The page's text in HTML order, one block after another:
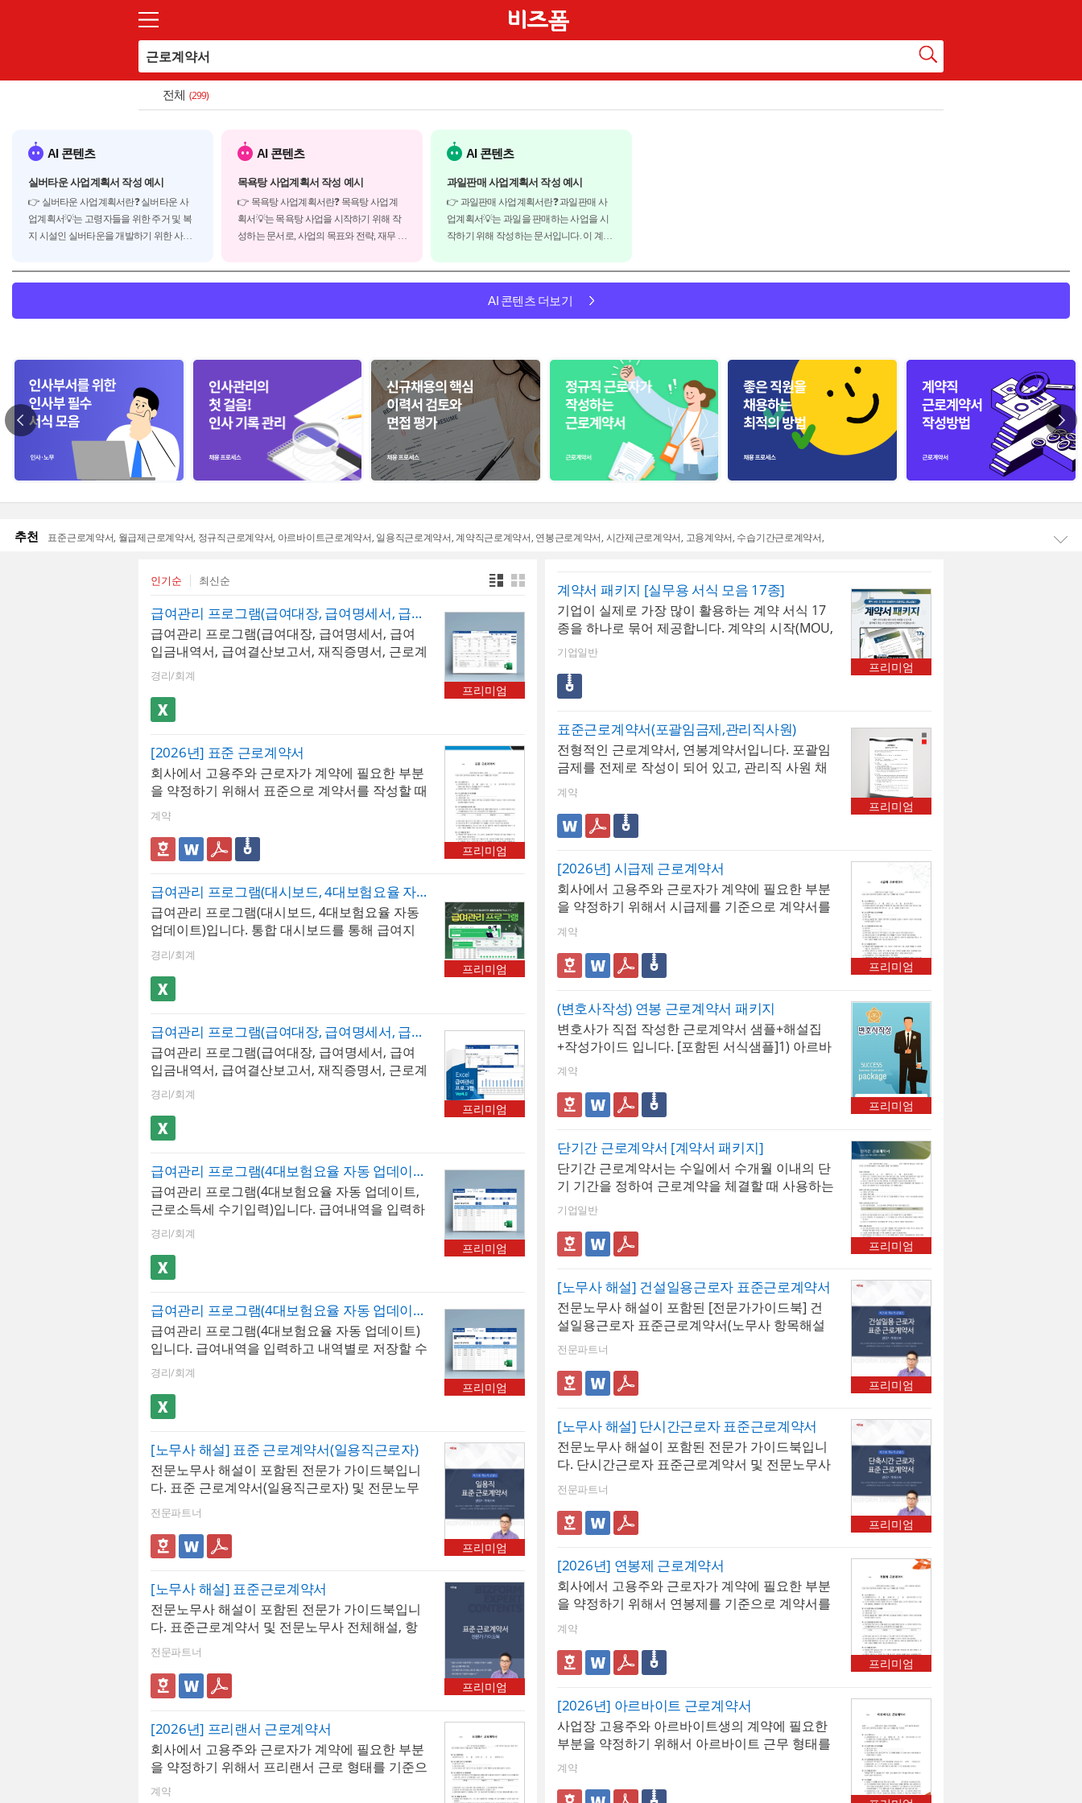
전체 (299)
AI 콘텐츠
실버타운 사업계획서 작성 예시
👉 실버타운 사업계획서란❓ 실버타운 사
업계획서💡는 고령자들을 위한 주거 및 복
지 시설인 실버타운을 개발하기 위한 사업
형으로 분류됩니다.◾ 독립생활형 실버타운
AI 콘텐츠
목욕탕 사업계획서 작성 예시
👉 목욕탕 사업계획서란❓ 목욕탕 사업계
획서💡는 목욕탕 사업을 시작하기 위해 작
성하는 문서로, 사업의 목표와 전략, 재무 계
자나 파트너에게 사업의 가치와 잠재성을
계획서는 다음과 같은...
AI 콘텐츠
과일판매 사업계획서 작성 예시
👉 과일판매 사업계획서란❓ 과일판매 사
업계획서💡는 과일을 판매하는 사업을 시
작하기 위해 작성하는 문서입니다. 이 계획
전략 등에 대한 정보를 담고 있습니다. 사업
협상에 사용되며, 사업의 성공 가능성과 수
익성을 입증하는...
AI 콘텐츠 더보기
추천 표준근로계약서 월급제근로계약서 정규직근로계약서 아르바이트근로계약서 일용직근로계약서 계약직근로계약서 연봉근로계약서 시간제근로계약서 고용계약서 수습기간근로계약서
인기순
최신순
급여관리 프로그램(급여대장, 급여명세서, 급여입금내역서, 급여결산보고서, 재직증명서, 근로계약서)
급여관리 프로그램(급여대장, 급여명세서, 급여
입금내역서, 급여결산보고서, 재직증명서, 근로계
약서)입니다. 급여내역을 입력하고 내역별로 저
장할 수 있습니다. 또한 최대 500명까지 입력가능
하며, 소득세, 4대보험 등이 자동계산됩니다. 저
장된 문서를 급여대장, 급여명세서, 급여입금내역
장, 세로형 2장, 가로형 2장 총 3가지 형태로 출력
이 가능할뿐만 아니라 년도별 급여지급내역, 사원
별 급여지급내역, 급여결산보고서 형태로 급여 통
계관리가 가능합니다. 사원별 급여지급내역과 급
용하기 편리합니다. 사원정보를 바탕으로 재직증
명서, 경력증명서, 퇴직증명서, 근로계약서를 작
경리/회계
프리미엄
[2026년] 표준 근로계약서
회사에서 고용주와 근로자가 계약에 필요한 부분
을 약정하기 위해서 표준으로 계약서를 작성할 때
사용합니다.
계약
프리미엄
급여관리 프로그램(대시보드, 4대보험요율 자동 업데이트, 급여대장, 급여명세서, 급여입금내역서, 급여결산보고서, 재직증명서, 근로계약서)
급여관리 프로그램(대시보드, 4대보험요율 자동
업데이트)입니다. 통합 대시보드를 통해 급여지
급내역 등을 그래프 형태로 시각화하여 제공함으
로써, 사용자는 복잡한 데이터를 한 눈에 직관적
으로 파악하고 분석할 수 있습니다. 최대 500명까
지 입력 가능하며, 근로소득세, 4대보험 등 공제
이트]버튼을 클릭하면 매년 개정되는 4대보험요
율 및 근로소득간이세액표가 자동 업데이트 됩니
다. ✅ 프로그램 핵심 구성- 대시보드 : 전체 급여
현황을 한눈에 파악하는 경영 요약 뷰. 당해연도
계, 부서별 인원 현황, 전월 대비 급여 증감 등 핵
심 인건비 지표를 시각화- 급여대장 : 전 직원의
관리하는 핵심 시트. 지급액, 공제액, 실지급액 자
동 산출- 급여명세서​ : 직원 개인별 급여명세서를
자동으로 생성하는 시트. 근로기준법에 따른 필수
기재 사항이 모두 포함되며 즉시 교부 가능- 재직
성하는 시트. 급여대장의 직원 기본 정보가 자동
으로 반영되며 회사 직인 날인 후 즉시 교부 가능-
근로계약서 : 직원 정보와 급여 조건을 자동으로
불러와 근로계약서를 생성하는 시트. 근로기준법
필수 기재 사항이 포함된 표준 근로계약서 형식으
로 설계 ✅ 4대보험요율 자동 업데이트 : 이 프로
그램의 핵심 기능!4대보험요율은 매년 1월과 7월
에 변경되며, 변경 사항을 급여 계산에 즉시 반영
하지 않으면 공제 오류로 인한 직원 불만과 세무
연금, 건강보험, 장기요양보험, 고용보험을 한 시
트에서 관리. 매년 요율이 자동 업데이트되어 급
여대장 전체 직원의 공제액이 자동 계산- 상한·하
한액 자동 적용 : 국민연금 기준소득월액 상한액
과 하한액, 건강보험 보수월액 상한액 등 법정 한
도를 자동으로 계산- 보험료율 변경 이력 관리 :
연도별 요율 변경 이력이 누적 보관되어 과거 연
당 연도의 요율을 즉시 확인 가능
경리/회계
프리미엄
급여관리 프로그램(급여대장, 급여명세서, 급여입금내역서, 급여결산보고서, 재직증명서, 근로계약서)(4대보험수기입력)
급여관리 프로그램(급여대장, 급여명세서, 급여
입금내역서, 급여결산보고서, 재직증명서, 근로계
약서)엑셀 프로그램입니다. 급여내역을 입력하고
내역별로 저장할 수 있는 서식이며, 최대 500명까
지 입력 가능할뿐만 아니라 소득세, 4대보험 등을
수기로 작성할 수 있습니다. 저장된 문서를 급여
할 수 있으며, 급여명세서는 1장, 세로형 2장, 가
로형 2장 총 3가지 형태로 출력이 가능합니다. 년
도별 급여지급내역, 사원별 급여지급내역, 급여결
산보고서 형태로 급여 통계관리가 가능합니다. 또
래프화하여 보고서형태로 사용하기 편리하며, 사
원정보를 바탕으로 재직증명서, 경력증명서, 퇴직
경리/회계
프리미엄
급여관리 프로그램(4대보험요율 자동 업데이트, 근로소득세 수기입력, 급여대장, 급여명세서, 급여입금내역서, 급여결산보고서, 재직증명서, 근로계약서)
급여관리 프로그램(4대보험요율 자동 업데이트,
근로소득세 수기입력)입니다. 급여내역을 입력하
고 내역별로 저장할 수 있는 서식으로 최대 500명
까지 입력가능합니다. 해당 급여관리 프로그램은
근로소득세는 수기입력, 근로소득세에 대한 지방
소득세 및 4대보험은 자동 계산됩니다. 저장된 문
에서 확인할 수 있습니다. 급여명세서는 1장, 세
로형 2장, 가로형 2장 총 3가지 형태로 출력이 가
능하며, 년도별 급여지급내역, 사원별 급여지급내
역, 급여결산보고서 형태로 급여 통계 관리가 가
서는 그래프화하여 보고서 형태로 사용하기 편리
합니다. 사원정보를 바탕으로 재직증명서, 경력증
니다. 엑셀 파일 내 [최신 업데이트]버튼을 클릭하
면 매년 개정되는 4대보험요율 및 근로소득간이
세액표가 자동 업데이트 됩니다. ※ 프로그램 규
격 : MS오피스 엑셀 2007이상 ※ 프로그램 구성 :
세서, 급여입금내역서, 년도별급여지급, 사원별급
여지급, 급여결산보고서, 재직증명서(경력증명
서,퇴직증명서), 근로계약서
경리/회계
프리미엄
급여관리 프로그램(4대보험요율 자동 업데이트, 급여대장, 급여명세서, 급여입금내역서, 급여결산보고서, 재직증명서, 근로계약서)
급여관리 프로그램(4대보험요율 자동 업데이트)
입니다. 급여내역을 입력하고 내역별로 저장할 수
있습니다. 최대 500명까지 입력 가능하며, 근로소
득세, 4대보험 등 공제내역이 자동 계산됩니다.
저장된 문서를 급여대장, 급여명세서, 급여입금내
역서 시트에서 확인할 수 있습니다. 급여명세서는
력이 가능하며, 년도별 급여지급내역, 사원별 급
여지급내역, 급여결산보고서 형태로 급여 통계 관
리가 가능합니다. 사원별 급여지급내역과 급여결
산보고서는 그래프화하여 보고서 형태로 사용하
경력증명서, 퇴직증명서, 근로계약서를 작성할 수
있습니다. 엑셀 파일 내 [최신 업데이트]버튼을 클
간이세액표가 자동 업데이트 됩니다. ※ 프로그램
규격 : MS오피스 엑셀 2007이상 ※ 프로그램 구
성 : 회사정보, 사원정보, 급여입력, 급여대장, 급
여명세서, 급여입금내역서, 년도별급여지급, 사원
명서,퇴직증명서), 근로계약서
경리/회계
프리미엄
[노무사 해설] 표준 근로계약서(일용직근로자)
전문노무사 해설이 포함된 전문가 가이드북입니
다. 표준 근로계약서(일용직근로자) 및 전문노무
사 전체해설, 항목해설이 포함되어 있습니다.
전문파트너
프리미엄
[노무사 해설] 표준근로계약서
전문노무사 해설이 포함된 전문가 가이드북입니
다. 표준근로계약서 및 전문노무사 전체해설, 항
목해설이 포함되어 있습니다.
전문파트너
프리미엄
[2026년] 프리랜서 근로계약서
회사에서 고용주와 근로자가 계약에 필요한 부분
을 약정하기 위해서 프리랜서 근로 형태를 기준으
로 계약서를 작성할 때 사용합니다. 프리랜서 근
계약
계약서 패키지 [실무용 서식 모음 17종]
기업이 실제로 가장 많이 활용하는 계약 서식 17
종을 하나로 묶어 제공합니다. 계약의 시작(MOU,
위임장 등)부터 체결(각종 계약서), 변경(변경 계
약서), 종료(해지 합의서), 사후 관리(계약서 관리
대장)까지 계약의 전 생애주기를 커버하는 완결
형 패키지입니다. ✅ 이런 분께 강력히 추천합니
가 계약을 직접 관리하는 중소기업·스타트업- 계
약서 없이 구두 또는 견적서만으로 거래를 진행하
다 대금 분쟁이나 하자 분쟁을 경험한 사업주- 다
양한 유형의 계약을 동시에 운영하면서 계약 만료
자- 외주·협력업체와의 거래에서 영업 비밀 유출,
불법 파견, 개인정보 처리 위탁 등 법적 리스크를
리 체계를 처음 구축하려는 창업자·경영자- 기존
에 사용하던 계약서 양식을 최신 법령 기준으로
전면 업데이트하고 싶은 담당자 💡 패키지 활용
TIP계약서 패키지를 처음 도입할 때는 현재 진행
하는 작업부터 시작하는 것을 권장합니다. 이 작
업 하나만으로도 만료 임박 계약, 자동 갱신 위험
계약, 보안 서약서가 누락된 거래 관계 등 즉각적
인 리스크가 수면 위로 드러나는 경우가 많습니
다. 계약 관리 체계는 한 번에 완벽하게 구축하려
하기보다, 이번 달부터 체결하는 모든 새 계약부
터 패키지 서식을 적용하고 기존 계약은 순차적으
로 갱신 시점에 맞춰 업데이트해 나가는 점진적
접근 방식이 가장 현실적이고 효과적입니다.
기업일반
프리미엄
표준근로계약서(포괄임금제,관리직사원)
전형적인 근로계약서, 연봉계약서입니다. 포괄임
금제를 전제로 작성이 되어 있고, 관리직 사원 채
용을 염두에 둔 계약서입니다.
계약
프리미엄
[2026년] 시급제 근로계약서
회사에서 고용주와 근로자가 계약에 필요한 부분
을 약정하기 위해서 시급제를 기준으로 계약서를
작성할 때 사용합니다.
계약
프리미엄
(변호사작성) 연봉 근로계약서 패키지
변호사가 직접 작성한 근로계약서 샘플+해설집
+작성가이드 입니다. [포함된 서식샘플]1) 아르바
이트 고용계약서 2) 일반 고용계약서 3) 연봉제 근
로계약서 4) 일용직 근로계약서 5) 정규직 근로계
약서 6) 표준 근로계약서 7) 표준 근로계약서 해설
집 8) 근로계약서 작성가이드북 ※ 상단의 압축파
니다~
계약
프리미엄
단기간 근로계약서 [계약서 패키지]
단기간 근로계약서는 수일에서 수개월 이내의 단
기 기간을 정하여 근로계약을 체결할 때 사용하는
문서입니다. 계절적 수요 증가, 행사·프로젝트 단
위 인력 충원, 결원 대체, 성수기 단기 고용 등 한
시적으로 인력이 필요한 상황에서 활용됩니다. ✅
단기간 근로계약과 2년 초과 제한 규정동일한 사
정함이 없는 근로계약(정규직)으로 간주하도록
규정합니다. 단기간 계약을 반복 갱신할 경우 이
규정을 반드시 의해야 합니다.1. 계약 기간 누적
관리 : 동일 근로자와 여러 차례 단기 계약을 체결
도록 관리2. 2년 초과 예외 사유 : 기간제법에서
정한 예외 사유(고령자·전문직·특정 프로젝트 등)
계약 갱신 이력 보관 : 계약 갱신 횟수와 총 계약
기간을 계약서 및 근로자 관리대장에 기록하여 2
년 초과 여부를 실시간으로 파악4. 묵시적 갱신
주의 : 계약 만료 후 근로자가 계속 출근하고 사용
로 간주될 수 있으므로 계약 만료 전 명확한 종료
의사 전달이 필요 📣 추천 업종 및 활용 대상 : 요
식·외식업, 유통·물류업, 이벤트·행사업, 관광·숙박
업, 농업·임업·어업, 건설업, 제조업(성수기 단기
충원), 학원 및 교육기관, 병원 및 의료기관(단기
대체 인력), 소매업
기업일반
프리미엄
[노무사 해설] 건설일용근로자 표준근로계약서
전문노무사 해설이 포함된 [전문가가이드북] 건
설일용근로자 표준근로계약서(노무사 항목해설
포함)입니다. 서식과 함께 전문노무사 해설이 포
함되어 있습니다.
전문파트너
프리미엄
[노무사 해설] 단시간근로자 표준근로계약서
전문노무사 해설이 포함된 전문가 가이드북입니
다. 단시간근로자 표준근로계약서 및 전문노무사
전체해설, 항목해설이 포함되어 있습니다.
전문파트너
프리미엄
[2026년] 연봉제 근로계약서
회사에서 고용주와 근로자가 계약에 필요한 부분
을 약정하기 위해서 연봉제를 기준으로 계약서를
작성할 때 사용합니다.
계약
프리미엄
[2026년] 아르바이트 근로계약서
사업장 고용주와 아르바이트생의 계약에 필요한
부분을 약정하기 위해서 아르바이트 근무 형태를
기준으로 계약할 때 사용할 수 있습니다.
계약